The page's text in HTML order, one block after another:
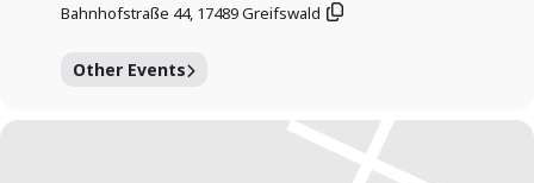
Bahnhofstraße 44, 17489 Greifswald
Other Events